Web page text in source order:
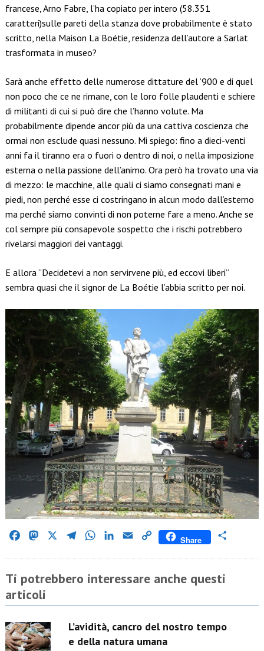
francese, Arno Fabre, l’ha copiato per intero (58.351
caratteri)sulle pareti della stanza dove probabilmente è stato
scritto, nella Maison La Boétie, residenza dell’autore a Sarlat
trasformata in museo?
Sarà anche effetto delle numerose dittature del ’900 e di quel
non poco che ce ne rimane, con le loro folle plaudenti e schiere
di militanti di cui si può dire che l’hanno volute. Ma
probabilmente dipende ancor più da una cattiva coscienza che
ormai non esclude quasi nessuno. Mi spiego: fino a dieci-venti
anni fa il tiranno era o fuori o dentro di noi, o nella imposizione
esterna o nella passione dell’animo. Ora però ha trovato una via
di mezzo: le macchine, alle quali ci siamo consegnati mani e
piedi, non perché esse ci costringano in alcun modo dall’esterno
ma perché siamo convinti di non poterne fare a meno. Anche se
col sempre più consapevole sospetto che i rischi potrebbero
rivelarsi maggiori dei vantaggi.
E allora “Decidetevi a non servirvene più, ed eccovi liberi”
sembra quasi che il signor de La Boétie l’abbia scritto per noi.
FacebookMastodon TelegramWhatsAppLinkedIn
Email Copy
Share
Ti potrebbero interessare anche questi
articoli
L’avidità, cancro del nostro tempo
e della natura umana